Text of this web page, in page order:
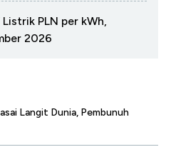
PLN per kWh,
2026
Langit Dunia, Pembunuh